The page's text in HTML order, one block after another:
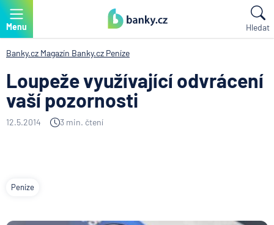
Menu Hledat
Banky.cz Magazín Banky.cz Peníze
Loupeže využívající odvrácení
vaší pozornosti
12.5.2014 3 min. čtení
Peníze